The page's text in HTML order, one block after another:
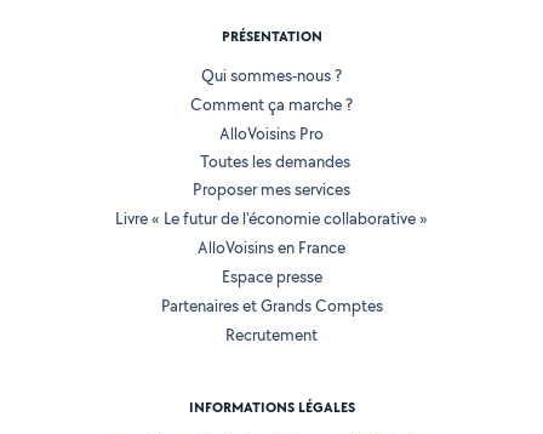
PRÉSENTATION
Qui sommes-nous ?
Comment ça marche ?
AlloVoisins Pro
Toutes les demandes
Proposer mes services
Livre « Le futur de l'économie collaborative »
AlloVoisins en France
Espace presse
Partenaires et Grands Comptes
Recrutement
INFORMATIONS LÉGALES